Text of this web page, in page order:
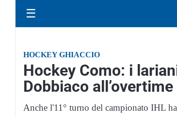
☰
HOCKEY GHIACCIO
Hockey Como: i
Dobbiaco
Anche l'11° turno del campionato IHL